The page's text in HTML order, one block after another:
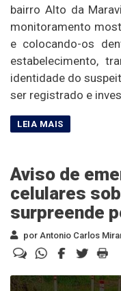
bairro Alto da
monitoramento
e colocando-os
estabelecimento,
identidade do
ser registrado e
Aviso de
celulares
surpreende
por Antonio Carlos